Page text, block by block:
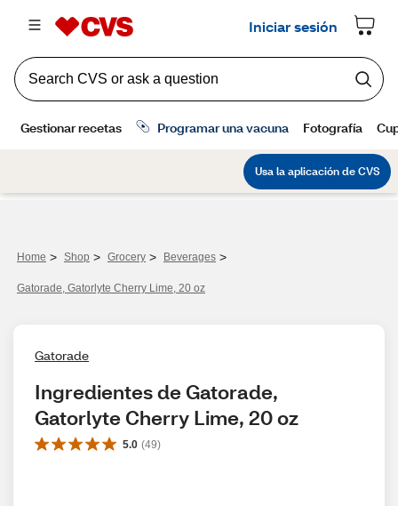
Home > Shop > Grocery > Beverages >
Gatorade, Gatorlyte Cherry Lime, 20 oz
Gatorade
Ingredientes de Gatorade,
Gatorlyte Cherry Lime, 20 oz
5.0 (49)